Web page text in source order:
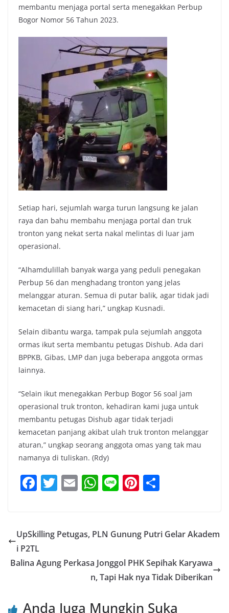
membantu menjaga portal serta menegakkan Perbup
Bogor Nomor 56 Tahun 2023.
Setiap hari, sejumlah warga turun langsung ke jalan
raya dan bahu membahu menjaga portal dan truk
tronton yang nekat serta nakal melintas di luar jam
operasional.
“Alhamdulillah banyak warga yang peduli penegakan
Perbup 56 dan menghadang tronton yang jelas
melanggar aturan. Semua di putar balik, agar tidak jadi
kemacetan di siang hari,” ungkap Kusnadi.
Selain dibantu warga, tampak pula sejumlah anggota
ormas ikut serta membantu petugas Dishub. Ada dari
BPPKB, Gibas, LMP dan juga beberapa anggota ormas
lainnya.
“Selain ikut menegakkan Perbup Bogor 56 soal jam
operasional truk tronton, kehadiran kami juga untuk
membantu petugas Dishub agar tidak terjadi
kemacetan panjang akibat ulah truk tronton melanggar
aturan,” ungkap seorang anggota omas yang tak mau
namanya di tuliskan. (Rdy)
F
e
b
o
T
er
E
l
W
s
p
p
Li Pi
e e
UpSkilling Petugas, PLN Gunung Putri Gelar Akadem
i P2TL
Balina Agung Perkasa Jonggol PHK Sepihak Karyawa
n, Tapi Hak nya Tidak Diberikan
Anda Juga Mungkin Suka